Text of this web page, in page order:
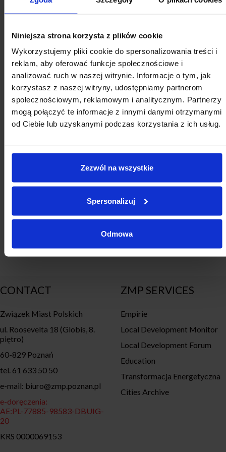
Niniejsza strona korzysta z plików cookie
Wykorzystujemy pliki cookie do spersonalizowania treści i
reklam, aby oferować funkcje społecznościowe i
analizować ruch w naszej witrynie. Informacje o tym, jak
korzystasz z naszej witryny, udostępniamy partnerom
społecznościowym, reklamowym i analitycznym. Partnerzy
mogą połączyć te informacje z innymi danymi otrzymanymi
od Ciebie lub uzyskanymi podczas korzystania z ich usług.
Zezwól na wszystkie
Spersonalizuj
Odmowa
Trzeci odcinek podcastu
„Międzymiastowa” już
dostępny!
07.05.2026 Fundacja Miasto Podcasty
Drugi odcinek podcastu
„Międzymiastowa” już
dostępny!
13.04.2026
dostępny!
30.03.2026 35 lat Samorządności Podcasty
Startuje podcast
samorządowy
25.03.2026 35 lat Samorządności
CONTACT
Związek Miast Polskich
ul. Roosevelta 18 (Globis, 8.
piętro)
60-829 Poznań
tel. 61 633 50 50
e-mail: biuro@zmp.poznan.pl
e-doręczenia:
AE:PL-77885-98583-DBUIG-
20
KRS 0000069153
ZMP SERVICES
Empirie
Local Development Monitor
Local Development Forum
Education
Transformacja Energetyczna
Cities Archive